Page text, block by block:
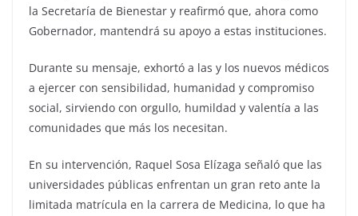
la Secretaría de Bienestar y reafirmó que, ahora como
Gobernador, mantendrá su apoyo a estas instituciones.
Durante su mensaje, exhortó a las y los nuevos médicos
a ejercer con sensibilidad, humanidad y compromiso
social, sirviendo con orgullo, humildad y valentía a las
comunidades que más los necesitan.
En su intervención, Raquel Sosa Elízaga señaló que las
universidades públicas enfrentan un gran reto ante la
limitada matrícula en la carrera de Medicina, lo que ha